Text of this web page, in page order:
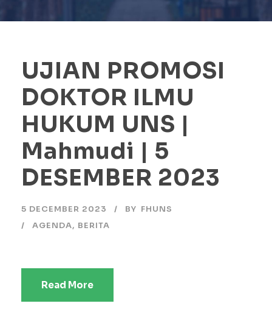
UJIAN PROMOSI
DOKTOR ILMU
HUKUM UNS |
Mahmudi | 5
DESEMBER 2023
5 DECEMBER 2023 BY FHUNS
AGENDA, BERITA
Read More